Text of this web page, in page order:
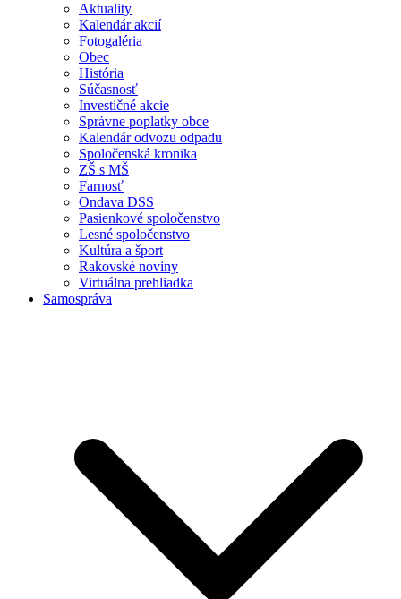
Aktuality
Kalendár akcií
Fotogaléria
Obec
História
Súčasnosť
Investičné akcie
Správne poplatky obce
Kalendár odvozu odpadu
Spoločenská kronika
ZŠ s MŠ
Farnosť
Ondava DSS
Pasienkové spoločenstvo
Lesné spoločenstvo
Kultúra a šport
Rakovské noviny
Virtuálna prehliadka
Samospráva